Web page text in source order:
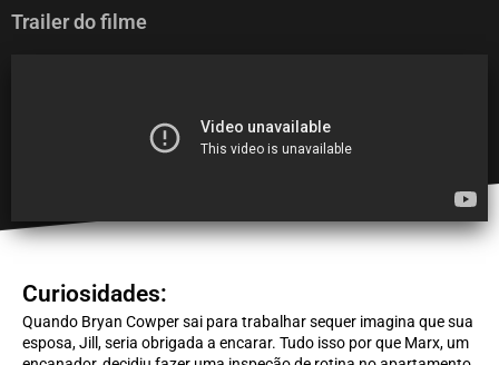
Trailer do filme
Curiosidades:
Quando Bryan Cowper sai para trabalhar sequer imagina que sua
esposa, Jill, seria obrigada a encarar. Tudo isso por que Marx, um